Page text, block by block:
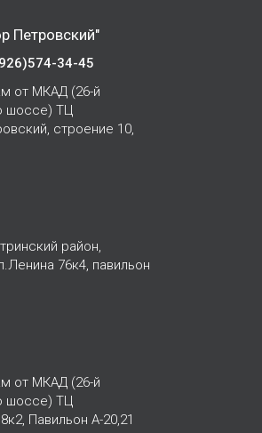
Петровский"
34-45
от МКАД (26-й
шоссе) ТЦ
строение 10,
район,
76к4, павильон
от МКАД (26-й
шоссе) ТЦ
Павильон А-20,21